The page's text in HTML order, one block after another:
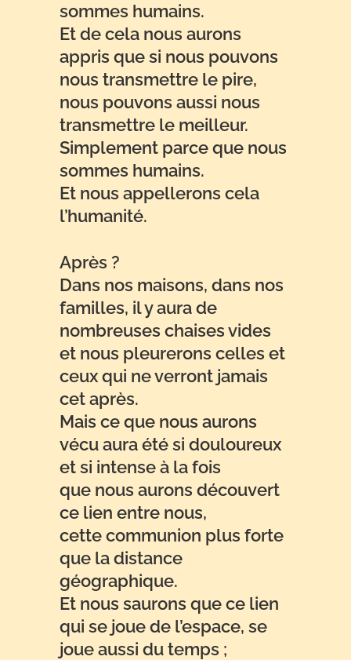
sommes humains.
Et de cela nous aurons
appris que si nous pouvons
nous transmettre le pire,
nous pouvons aussi nous
transmettre le meilleur.
Simplement parce que nous
sommes humains.
Et nous appellerons cela
l’humanité.
Après ?
Dans nos maisons, dans nos
familles, il y aura de
nombreuses chaises vides
et nous pleurerons celles et
ceux qui ne verront jamais
cet après.
Mais ce que nous aurons
vécu aura été si douloureux
et si intense à la fois
que nous aurons découvert
ce lien entre nous,
cette communion plus forte
que la distance
géographique.
Et nous saurons que ce lien
qui se joue de l’espace, se
joue aussi du temps ;